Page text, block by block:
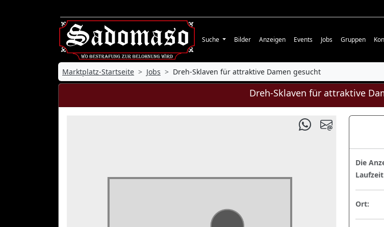
Suche Bilder Anzeigen Events Jobs Gruppen
Marktplatz-Startseite Jobs Dreh-Sklaven für attraktive Damen gesucht
Dreh-Sklaven für attraktive
Die
Ort: